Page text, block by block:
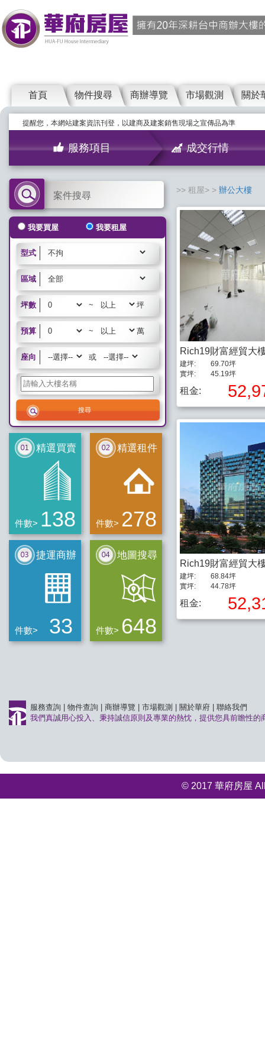
首頁 物件搜尋 商辦導覽 市場觀測 關於
提醒您，本網站建案資訊刊登，以建商及建案銷售現場之宣傳品為準
服務項目 成交行情
案件搜尋
我要買屋 我要租屋
型式
區域
坪數 ~ 坪
預算 ~ 萬
座向 或
精選買賣
件數> 138
精選租件
件數> 278
捷運商辦
件數> 33
地圖搜尋
件數> 648
租屋> 辦公大樓
Rich19財富經貿大
建坪:
69.70坪
實坪:
45.19坪
租金:
Rich19財富經貿大
建坪:
68.84坪
實坪:
44.78坪
租金:
服務查詢 物件查詢 商辦導覽 市場觀測 關於華府
聯絡我們
我們真誠用心投入、秉持誠信原則及專業的熱忱，提供您具前瞻性的
© 2017 華府房屋